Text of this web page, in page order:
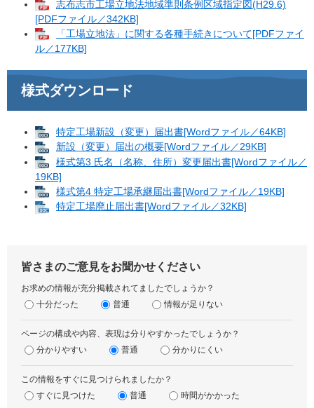
志布志市工場立地法地域準則条例区域指定図(H29.6)
[PDFファイル／342KB]
「工場立地法」に関する各種手続きについて[PDFファイ
ル／177KB]
様式ダウンロード
特定工場新設（変更）届出書[Wordファイル／64KB]
新設（変更）届出の概要[Wordファイル／29KB]
様式第3 氏名（名称、住所）変更届出書[Wordファイル／
19KB]
様式第4 特定工場承継届出書[Wordファイル／19KB]
特定工場廃止届出書[Wordファイル／32KB]
皆さまのご意見をお聞かせください
お求めの情報が充分掲載されてましたでしょうか？
十分だった
普通 情報が足りない
ページの構成や内容、表現は分りやすかったでしょうか？
分かりやすい
普通 分かりにくい
この情報をすぐに見つけられましたか？
すぐに見つけた
普通 時間がかかった